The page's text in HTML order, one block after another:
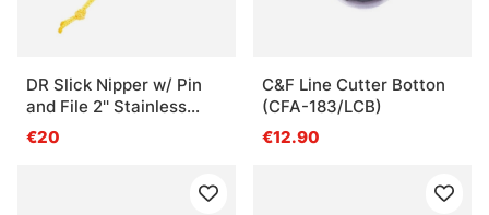
DR Slick Nipper w/ Pin
and File 2'' Stainless
Steel Black
€20
C&F Line Cutter Botton
(CFA-183/LCB)
€12.90